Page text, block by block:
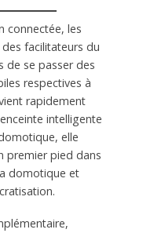
connectée, les
facilitateurs du
de se passer des
respectives à
rapidement
intelligente
elle
premier pied dans
domotique et